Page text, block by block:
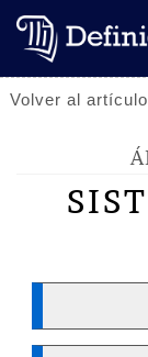
Volver al